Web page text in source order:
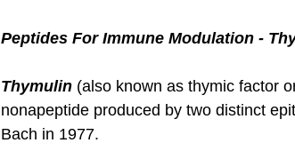
Peptides For Immune Modulation -
Thymulin (also known as thymic factor
nonapeptide produced by two distinct
Bach in 1977.